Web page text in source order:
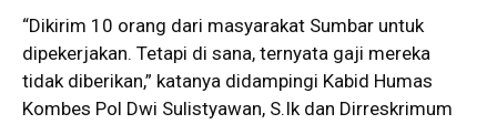
“Dikirim 10 orang dari masyarakat Sumbar untuk
dipekerjakan. Tetapi di sana, ternyata gaji mereka
tidak diberikan,” katanya didampingi Kabid Humas
Kombes Pol Dwi Sulistyawan, S.Ik dan Dirreskrimum